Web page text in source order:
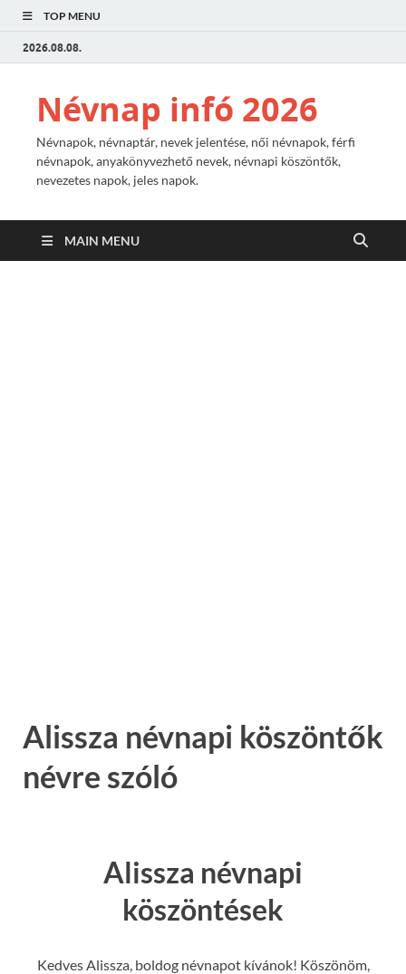
TOP MENU
2026.08.08.
Névnap infó 2026
Névnapok, névnaptár, nevek jelentése, női névnapok, férfi
névnapok, anyakönyvezhető nevek, névnapi köszöntők,
nevezetes napok, jeles napok.
MAIN MENU
Alissza névnapi köszöntők
névre szóló
Alissza névnapi
köszöntések
Kedves Alissza, boldog névnapot kívánok! Köszönöm,